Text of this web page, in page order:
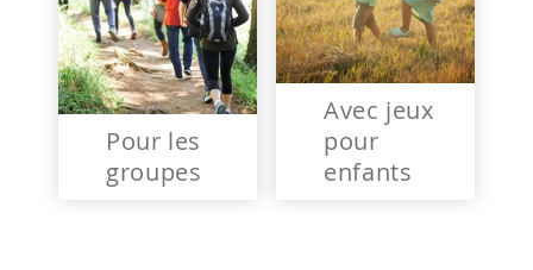
Pour les
groupes
Avec jeux
pour
enfants